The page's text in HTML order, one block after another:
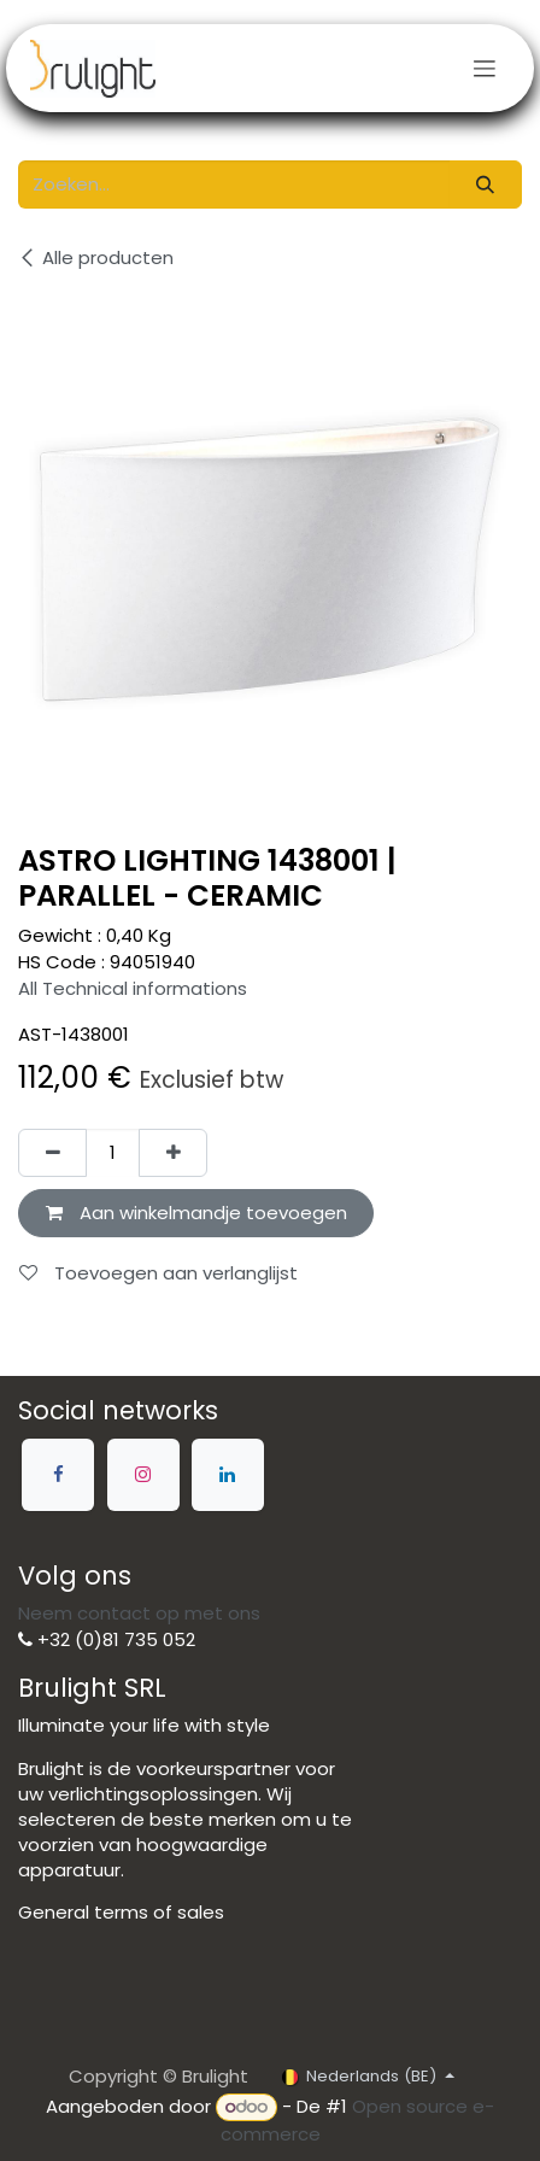
Alle producten
ASTRO LIGHTING 1438001 |
PARALLEL - CERAMIC
Gewicht : 0,40 Kg
HS Code : 94051940
All Technical informations
AST-1438001
112,00 € Exclusief btw
Aan winkelmandje toevoegen
Toevoegen aan verlanglijst
Social networks
Volg ons
Neem contact op met ons
+32 (0)81 735 052
Brulight SRL
Illuminate your life with style
Brulight is de voorkeurspartner voor
uw verlichtingsoplossingen. Wij
selecteren de beste merken om u te
voorzien van hoogwaardige
apparatuur.
General terms of sales
Copyright © Brulight Nederlands (BE)
Aangeboden door - De #1 Open source e-
commerce